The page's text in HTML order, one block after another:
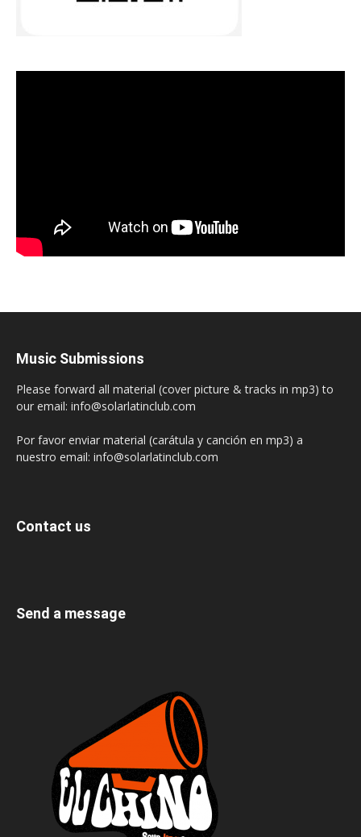
Music Submissions
Please forward all material (cover picture & tracks in mp3) to
our email: info@solarlatinclub.com
Por favor enviar material (carátula y canción en mp3) a
nuestro email: info@solarlatinclub.com
Contact us
Send a message